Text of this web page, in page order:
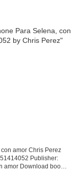
amor Chris Perez
Publisher:
amor Download book